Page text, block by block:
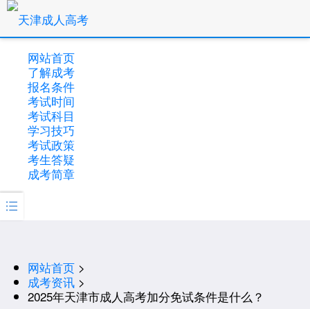
网站首页
了解成考
报名条件
考试时间
考试科目
学习技巧
考试政策
考生答疑
成考简章

网站首页 >
成考资讯 >
2025年天津市成人高考加分免试条件是什么？